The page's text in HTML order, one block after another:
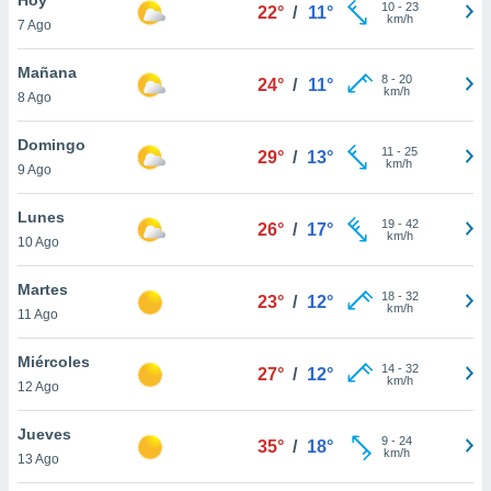
en
más
nuestra
de
cookies
aceptar
7 Ago
22° / 11° 10- 23
km/h
Mañana
8 Ago
24° / 11° 8- 20
km/h
Domingo
9 Ago
29° / 13° 11 - 25
km/h
Lunes
10 Ago
26° / 17° 19- 42
km/h
Martes
11 Ago
23° / 12° 18- 32
km/h
Miércoles
12 Ago
27° / 12° 14- 32
km/h
Jueves
13 Ago
35° / 18° 9- 24
km/h